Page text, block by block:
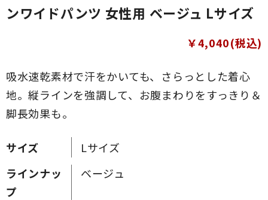
ンワイドパンツ 女性用 ベージュ Lサイズ
吸水速乾素材で汗をかいても、さらっとした着心
地。縦ラインを強調して、お腹まわりをすっきり＆
脚長効果も。
￥4,040(税込)
サイズ
Lサイズ
ラインナッ
プ
ベージュ